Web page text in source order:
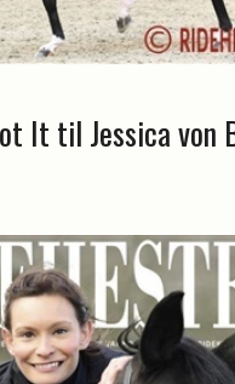
It til Jessica von